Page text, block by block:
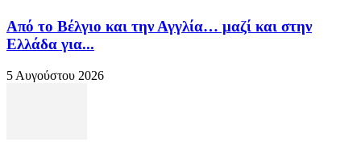
Από το Βέλγιο και την Αγγλία… μαζί και στην
Ελλάδα για...
5 Αυγούστου 2026